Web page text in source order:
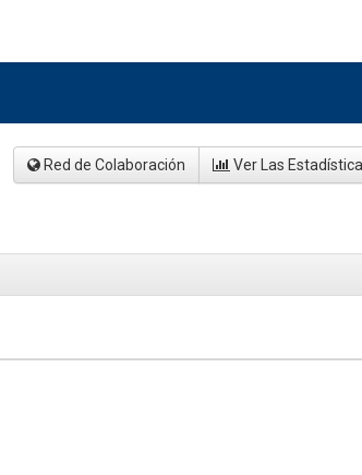
Red de Colaboración Ver Las